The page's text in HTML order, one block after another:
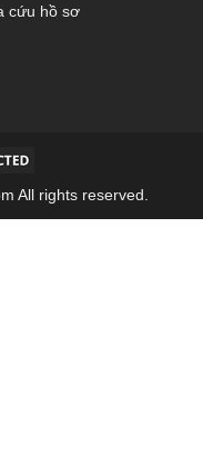
cứu hồ sơ
All rights reserved.